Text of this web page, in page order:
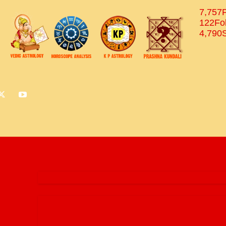
7,757
122
4,790